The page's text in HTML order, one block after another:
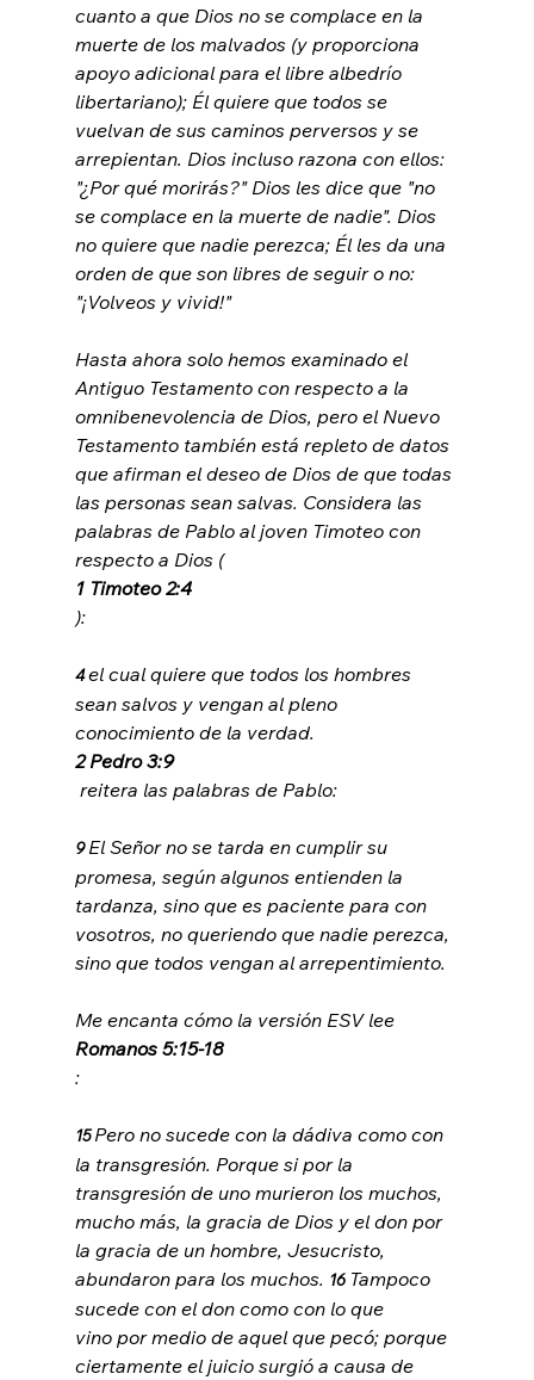
cuanto a que Dios no se complace en la
muerte de los malvados (y proporciona
apoyo adicional para el libre albedrío
libertariano); Él quiere que todos se
vuelvan de sus caminos perversos y se
arrepientan. Dios incluso razona con ellos:
"¿Por qué morirás?" Dios les dice que "no
se complace en la muerte de nadie". Dios
no quiere que nadie perezca; Él les da una
orden de que son libres de seguir o no:
"¡Volveos y vivid!"
Hasta ahora solo hemos examinado el
Antiguo Testamento con respecto a la
omnibenevolencia de Dios, pero el Nuevo
Testamento también está repleto de datos
que afirman el deseo de Dios de que todas
las personas sean salvas. Considera las
palabras de Pablo al joven Timoteo con
respecto a Dios (
1 Timoteo 2:4
):
4 el cual quiere que todos los hombres
sean salvos y vengan al pleno
conocimiento de la verdad.
2 Pedro 3:9
reitera las palabras de Pablo:
9 El Señor no se tarda en cumplir su
promesa, según algunos entienden la
tardanza, sino que es paciente para con
vosotros, no queriendo que nadie perezca,
sino que todos vengan al arrepentimiento.
Me encanta cómo la versión ESV lee
Romanos 5:15-18
:
15 Pero no sucede con la dádiva como con
la transgresión. Porque si por la
transgresión de uno murieron los muchos,
mucho más, la gracia de Dios y el don por
la gracia de un hombre, Jesucristo,
abundaron para los muchos. 16 Tampoco
sucede con el don como con lo que
vino por medio de aquel que pecó; porque
ciertamente el juicio surgió a causa de